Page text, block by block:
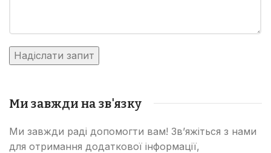
Ми завжди на зв'язку
Ми завжди раді допомогти вам! Зв’яжіться з нами
для отримання додаткової інформації,